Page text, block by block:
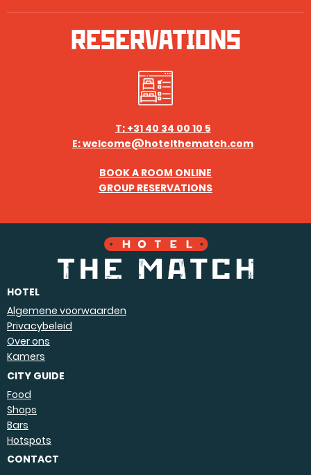
RESERVATIONS
T: +31 40 34 00 10 5
E: welcome@hotelthematch.com
BOOK A ROOM ONLINE
GROUP RESERVATIONS
HOTEL
Algemene voorwaarden
Privacybeleid
Over ons
Kamers
CITY GUIDE
Food
Shops
Bars
Hotspots
CONTACT